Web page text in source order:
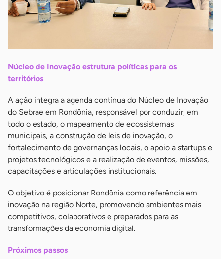
Núcleo de Inovação estrutura políticas para os
territórios
A ação integra a agenda contínua do Núcleo de Inovação
do Sebrae em Rondônia, responsável por conduzir, em
todo o estado, o mapeamento de ecossistemas
municipais, a construção de leis de inovação, o
fortalecimento de governanças locais, o apoio a startups e
projetos tecnológicos e a realização de eventos, missões,
capacitações e articulações institucionais.
O objetivo é posicionar Rondônia como referência em
inovação na região Norte, promovendo ambientes mais
competitivos, colaborativos e preparados para as
transformações da economia digital.
Próximos passos